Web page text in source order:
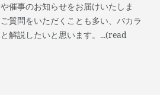
催事のお知らせをお届けいたしま
質問をいただくことも多い、バカラ
解説したいと思います。...(read